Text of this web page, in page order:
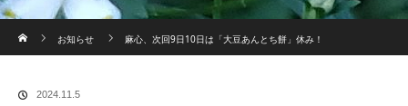
お知らせ
麻心、次回9日10日は「大豆あんとち餅」休み！
2024.11.5